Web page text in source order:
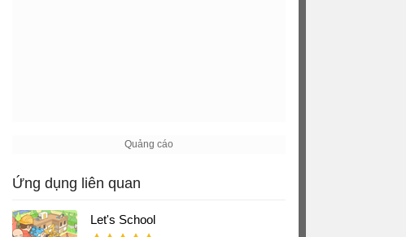
Ứng dụng liên quan
Let's School